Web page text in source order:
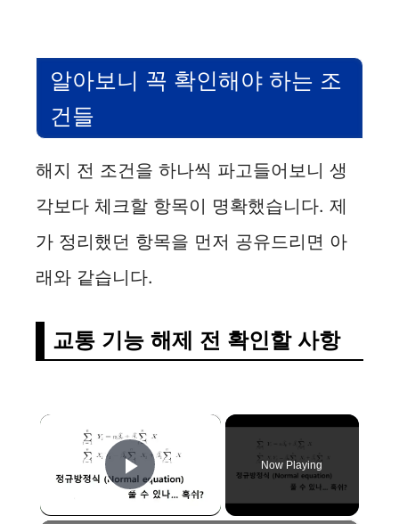
알아보니 꼭 확인해야 하는 조
건들
해지 전 조건을 하나씩 파고들어보니 생
각보다 체크할 항목이 명확했습니다. 제
가 정리했던 항목을 먼저 공유드리면 아
래와 같습니다.
교통 기능 해제 전 확인할 사항
×
Play Video
Now Playing